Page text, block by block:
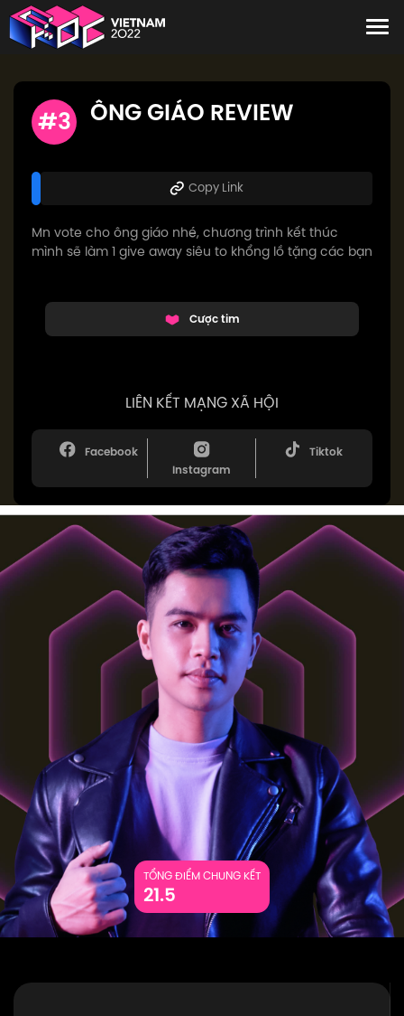
#3 ÔNG GIÁO REVIEW
Copy Link
Mn vote cho ông giáo nhé, chương trình kết thúc
mình sẽ làm 1 give away siêu to khổng lồ tặng các bạn
Cược tim
LIÊN KẾT MẠNG XÃ HỘI
Facebook
Instagram
Tiktok
TỔNG ĐIỂM CHUNG KẾT
21.5